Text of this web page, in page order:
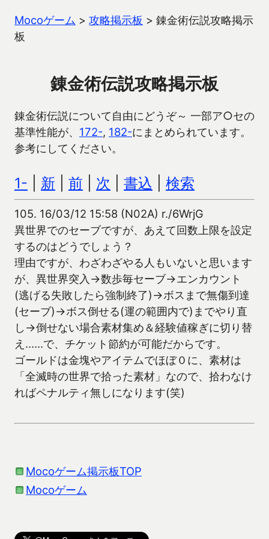
Mocoゲーム > 攻略掲示板 > 錬金術伝説攻略掲示
板
錬金術伝説攻略掲示板
錬金術伝説について自由にどうぞ～ 一部ア○セの
基準性能が、 172-, 182-にまとめられています。
参考にしてください。
1- 新 前 次 書込 検索
105. 16/03/12 15:58 (N02A) r./6WrjG
異世界でのセーブですが、あえて回数上限を設定
するのはどうでしょう？
理由ですが、わざわざやる人もいないと思います
が、異世界突入→数歩毎セーブ→エンカウント
(逃げる失敗したら強制終了)→ボスまで無傷到達
(セーブ)→ボス倒せる(運の範囲内で)までやり直
し→倒せない場合素材集め＆経験値稼ぎに切り替
え……で、チケット節約が可能だからです。
ゴールドは金塊やアイテムでほぼ０に、素材は
「全滅時の世界で拾った素材」なので、拾わなけ
ればペナルティ無しになります(笑)
Mocoゲーム掲示板TOP
Mocoゲーム